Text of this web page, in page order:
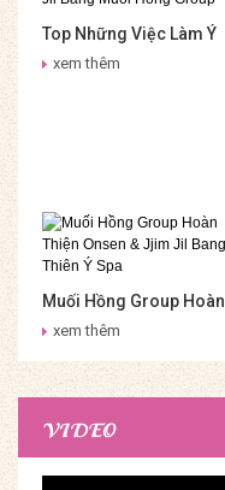
Top Những Việc Làm Ý
Nghĩa Cho Sức Khỏe –
xem thêm
Muối Hồng Group Hoàn
Thiện Onsen & Jjim Jil
xem thêm
VIDEO